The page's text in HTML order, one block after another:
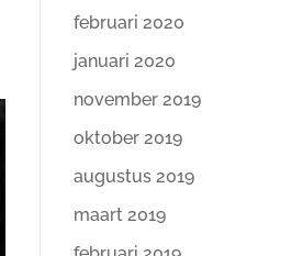
februari 2020
januari 2020
november 2019
oktober 2019
augustus 2019
maart 2019